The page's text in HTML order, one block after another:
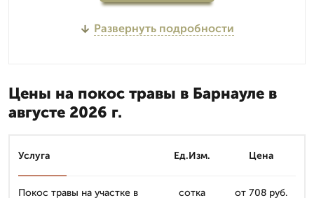
Развернуть подробности
Цены на покос травы в Барнауле в
августе 2026 г.
Услуга Ед.Изм. Цена
Покос травы на участке в
сотка от 708 руб.